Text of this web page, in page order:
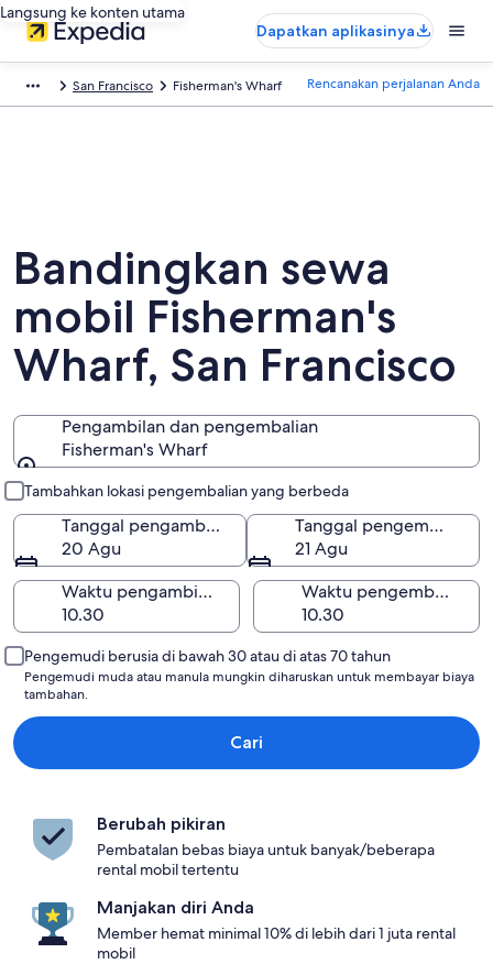
Langsung ke konten utama
Dapatkan aplikasinya
San Francisco Fisherman's Wharf Rencanakan perjalanan Anda
Bandingkan sewa
mobil Fisherman's
Wharf, San Francisco
Pengambilan dan pengembalian
Fisherman's Wharf
Tambahkan lokasi pengembalian yang berbeda
Tanggal pengambilan
20 Agu
Tanggal pengembalian
21 Agu
Waktu pengambilan
Waktu pengembalian
Pengemudi berusia di bawah 30 atau di atas 70 tahun
Pengemudi muda atau manula mungkin diharuskan untuk membayar biaya
tambahan.
Cari
Berubah pikiran
Pembatalan bebas biaya untuk banyak/beberapa
rental mobil tertentu
Manjakan diri Anda
Member hemat minimal 10% di lebih dari 1 juta rental
mobil